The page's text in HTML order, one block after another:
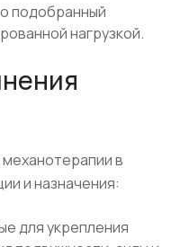
подобранный
нагрузкой.
в
и назначения:
для укрепления